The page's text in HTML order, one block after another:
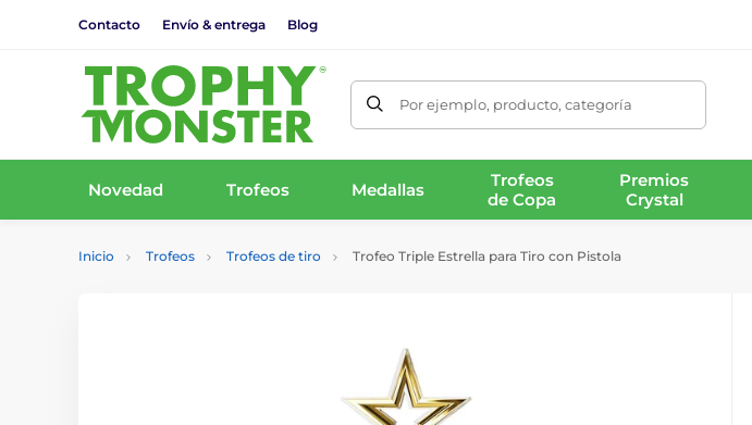
Contacto Envío & entrega Blog
Por ejemplo, producto, categoría
Novedad Trofeos Medallas
Trofeos
de Copa
Premios
Crystal
Inicio Trofeos Trofeos de tiro Trofeo Triple Estrella para Tiro con Pistola